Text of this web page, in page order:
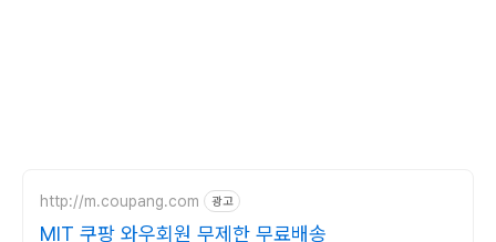
http://m.coupang.com 광고
MIT 쿠팡 와우회원 무제한 무료배송